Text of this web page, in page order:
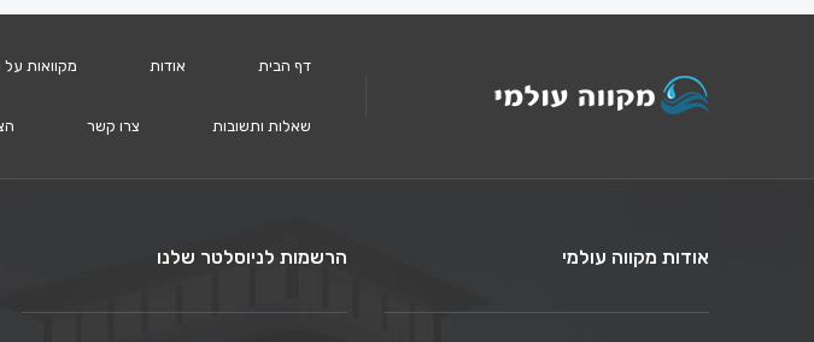
דף הבית אודות מקוואות
שאלות ותשובות צרו קשר
אודות מקווה עולמי הרשמות לניוסלטר שלנו